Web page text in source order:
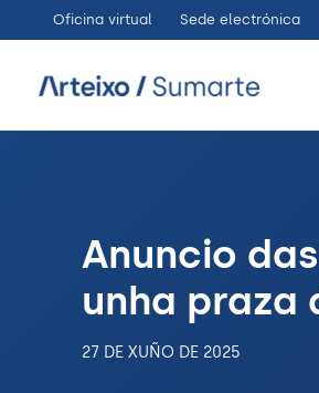
ao
contido
Oficina virtual Sede electrónica
Anuncio
unha praza
27 DE XUÑO DE 2025